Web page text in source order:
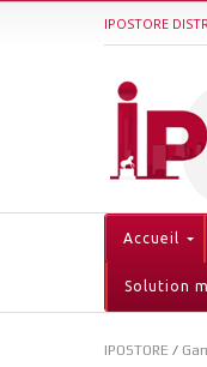
IPOSTORE
Accueil
Solution
IPOSTORE /